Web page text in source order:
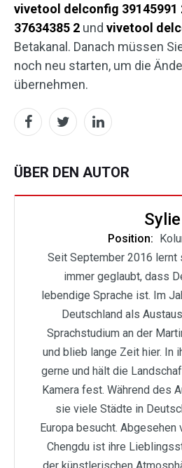
vivetool delconfig 39145991
37634385 2 und vivetool
Betakanal. Danach müssen
noch neu starten, um die
übernehmen.
ÜBER DEN AUTOR
Sylie
Position:
Seit September 2016 lernt
immer geglaubt, dass
lebendige Sprache ist. Im
Deutschland als
Sprachstudium an der
und blieb lange Zeit hier. In
gerne und hält die
Kamera fest. Während des
sie viele Städte in
Europa besucht.
Chengdu ist ihre